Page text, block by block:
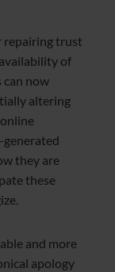
repairing trust
of
can now
altering
they are
these
and more
apology